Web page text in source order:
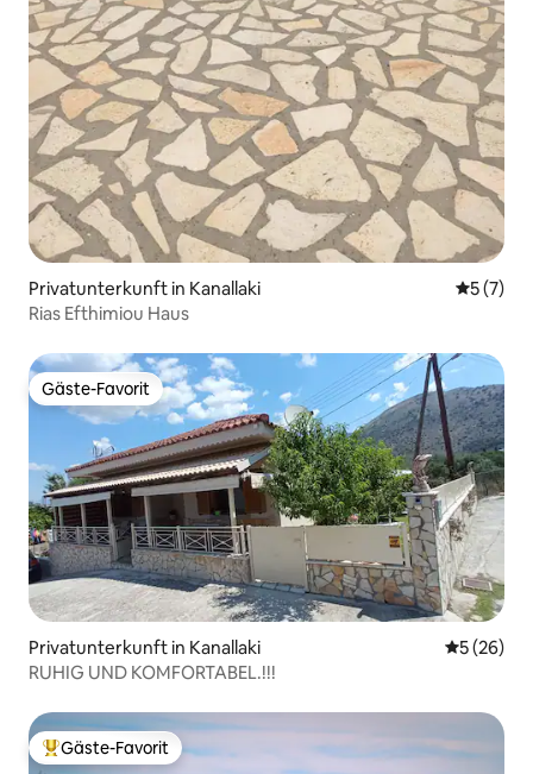
Privatunterkunft in Kanallaki
5 (7)
Rias Efthimiou Haus
Gäste-Favorit
Gäste-Favorit
Privatunterkunft in Kanallaki
5 (26)
RUHIG UND KOMFORTABEL.!!!
Beliebter Gäste-Favorit.
Gäste-Favorit